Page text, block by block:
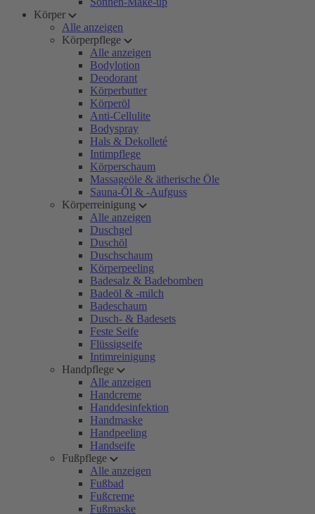
Körper
Alle anzeigen
Körperpflege
Alle anzeigen
Bodylotion
Deodorant
Körperbutter
Körperöl
Anti-Cellulite
Bodyspray
Hals & Dekolleté
Intimpflege
Körperschaum
Massageöle & ätherische Öle
Sauna-Öl & -Aufguss
Körperreinigung
Alle anzeigen
Duschgel
Duschöl
Duschschaum
Körperpeeling
Badesalz & Badebomben
Badeöl & -milch
Badeschaum
Dusch- & Badesets
Feste Seife
Flüssigseife
Intimreinigung
Handpflege
Alle anzeigen
Handcreme
Handdesinfektion
Handmaske
Handpeeling
Handseife
Fußpflege
Alle anzeigen
Fußbad
Fußcreme
Fußmaske